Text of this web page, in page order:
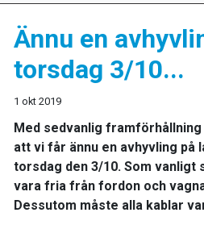
Ännu en
torsdag 3/10...
1 okt 2019
Med sedvanlig
att vi får ännu en avhyvling på
torsdag den 3/10. Som vanligt
vara fria från fordon och
Dessutom måste alla kablar